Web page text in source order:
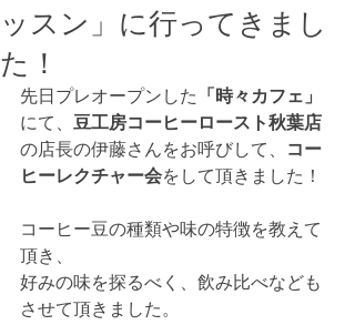
ッスン」に行ってきまし
た！
先日プレオープンした
「時々カフェ」
にて、 豆工房コーヒーロースト秋葉店
の店長の伊藤さんをお呼びして、
コー
ヒーレクチャー会をして頂きました！
コーヒー豆の種類や味の特徴を教えて
頂き、
好みの味を探るべく、飲み比べなども
させて頂きました。